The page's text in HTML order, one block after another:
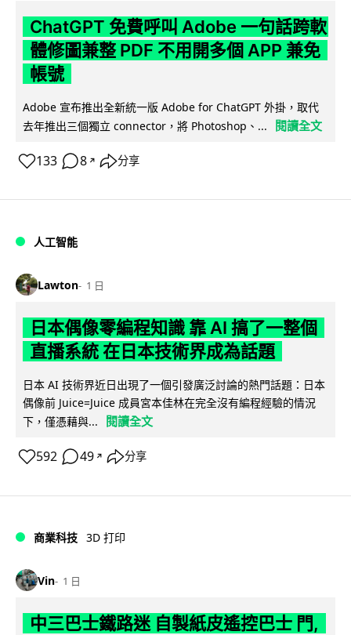
ChatGPT 免費呼叫 Adobe 一句話跨軟
體修圖兼整 PDF 不用開多個 APP 兼免
帳號
Adobe 宣布推出全新統一版 Adobe for ChatGPT 外掛，取代
去年推出三個獨立 connector，將 Photoshop、...
閱讀全文
133 8 ↗ 分享
人工智能
Lawton 1 日
日本偶像零編程知識 靠 AI 搞了一整個
直播系統 在日本技術界成為話題
日本 AI 技術界近日出現了一個引發廣泛討論的熱門話題：日本
偶像前 Juice=Juice 成員宮本佳林在完全沒有編程經驗的情況
下，僅憑藉與...
閱讀全文
592 49 ↗ 分享
商業科技 3D 打印
Vin 1 日
中三巴士鐵路迷 自製紙皮遙控巴士 門,